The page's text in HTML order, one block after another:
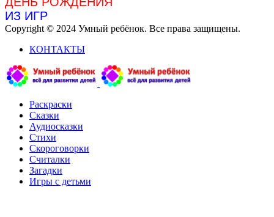
ИЗ ИГР
Copyright © 2024 Умный ребёнок. Все права защищены.
КОНТАКТЫ
Раскраски
Сказки
Аудиосказки
Стихи
Скороговорки
Считалки
Загадки
Игры с детьми